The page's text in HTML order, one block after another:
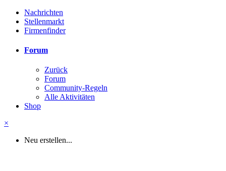
Nachrichten
Stellenmarkt
Firmenfinder
Forum
Zurück
Forum
Community-Regeln
Alle Aktivitäten
Shop
×
Neu erstellen...